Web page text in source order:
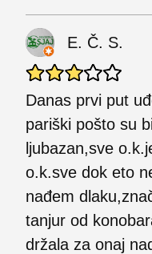
E. Č. S.
Danas prvi put
pariški pošto su
ljubazan,sve
o.k.sve dok eto
nađem
tanjur od
držala za onaj